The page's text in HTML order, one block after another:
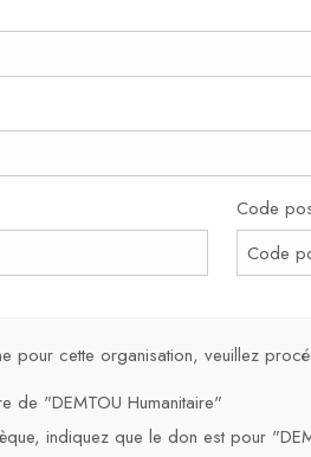
Code
pour cette organisation, veuillez
de "DEMTOU Humanitaire"
indiquez que le don est pour